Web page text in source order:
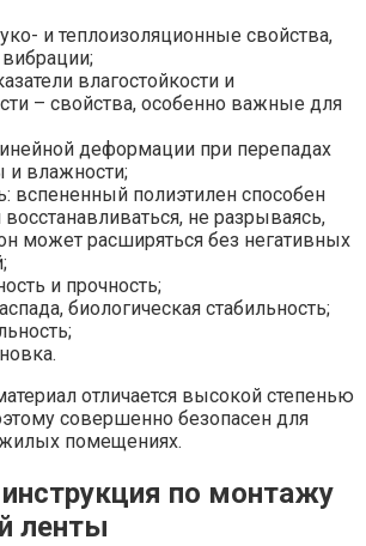
и теплоизоляционные свойства,
влагостойкости и
– свойства, особенно важные для
деформации при перепадах
и влажности;
вспененный полиэтилен способен
не разрываясь,
может расширяться без негативных
и прочность;
биологическая стабильность;
отличается высокой степенью
совершенно безопасен для
помещениях.
по монтажу
ленты